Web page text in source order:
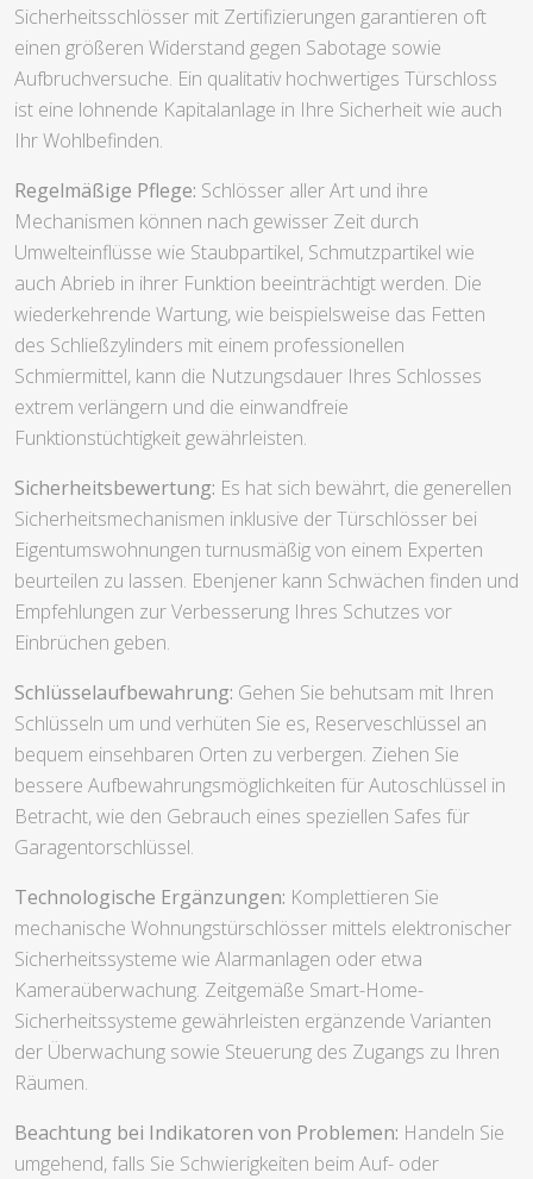
Sicherheitsschlösser mit Zertifizierungen garantieren oft
einen größeren Widerstand gegen Sabotage sowie
Aufbruchversuche. Ein qualitativ hochwertiges Türschloss
ist eine lohnende Kapitalanlage in Ihre Sicherheit wie auch
Ihr Wohlbefinden.
Regelmäßige Pflege: Schlösser aller Art und ihre
Mechanismen können nach gewisser Zeit durch
Umwelteinflüsse wie Staubpartikel, Schmutzpartikel wie
auch Abrieb in ihrer Funktion beeinträchtigt werden. Die
wiederkehrende Wartung, wie beispielsweise das Fetten
des Schließzylinders mit einem professionellen
Schmiermittel, kann die Nutzungsdauer Ihres Schlosses
extrem verlängern und die einwandfreie
Funktionstüchtigkeit gewährleisten.
Sicherheitsbewertung: Es hat sich bewährt, die generellen
Sicherheitsmechanismen inklusive der Türschlösser bei
Eigentumswohnungen turnusmäßig von einem Experten
beurteilen zu lassen. Ebenjener kann Schwächen finden und
Empfehlungen zur Verbesserung Ihres Schutzes vor
Einbrüchen geben.
Schlüsselaufbewahrung: Gehen Sie behutsam mit Ihren
Schlüsseln um und verhüten Sie es, Reserveschlüssel an
bequem einsehbaren Orten zu verbergen. Ziehen Sie
bessere Aufbewahrungsmöglichkeiten für Autoschlüssel in
Betracht, wie den Gebrauch eines speziellen Safes für
Garagentorschlüssel.
Technologische Ergänzungen: Komplettieren Sie
mechanische Wohnungstürschlösser mittels elektronischer
Sicherheitssysteme wie Alarmanlagen oder etwa
Kameraüberwachung. Zeitgemäße Smart-Home-
Sicherheitssysteme gewährleisten ergänzende Varianten
der Überwachung sowie Steuerung des Zugangs zu Ihren
Räumen.
Beachtung bei Indikatoren von Problemen: Handeln Sie
umgehend, falls Sie Schwierigkeiten beim Auf- oder